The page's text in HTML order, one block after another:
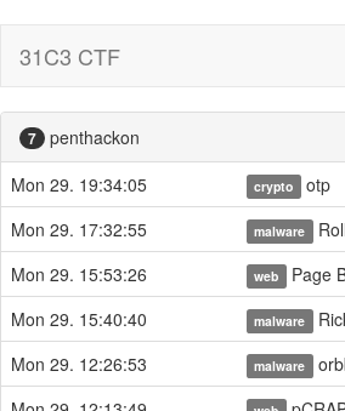
31C3 CTF
7
penthackon
Mon 29. 19:34:05
crypto otp
Mon 29. 17:32:55
malware Roll
Mon 29. 15:53:26
web Page
Mon 29. 15:40:40
malware
Mon 29. 12:26:53
malware